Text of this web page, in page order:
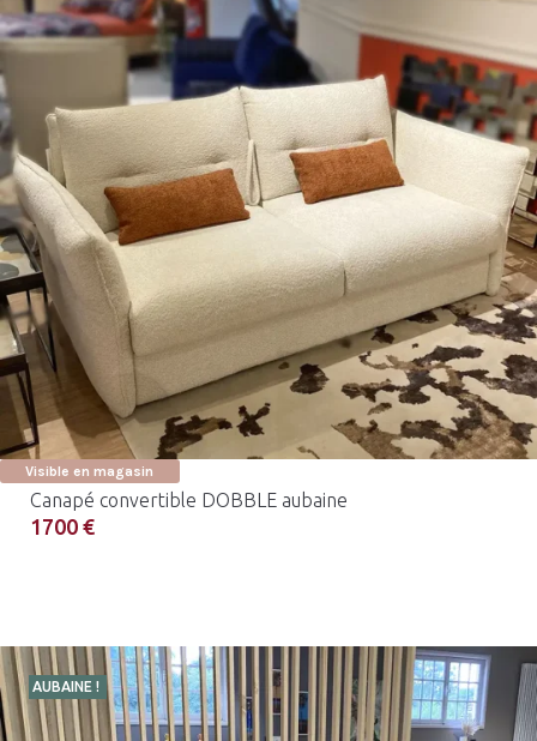
Visible en magasin
Canapé convertible DOBBLE aubaine
1700 €
AUBAINE !